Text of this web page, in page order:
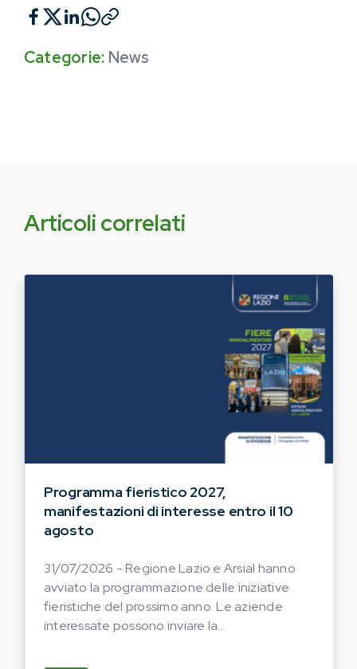
Categorie: News
Articoli correlati
Programma fieristico 2027,
manifestazioni di interesse entro il 10
agosto
31/07/2026 - Regione Lazio e Arsial hanno
avviato la programmazione delle iniziative
fieristiche del prossimo anno. Le aziende
interessate possono inviare la...